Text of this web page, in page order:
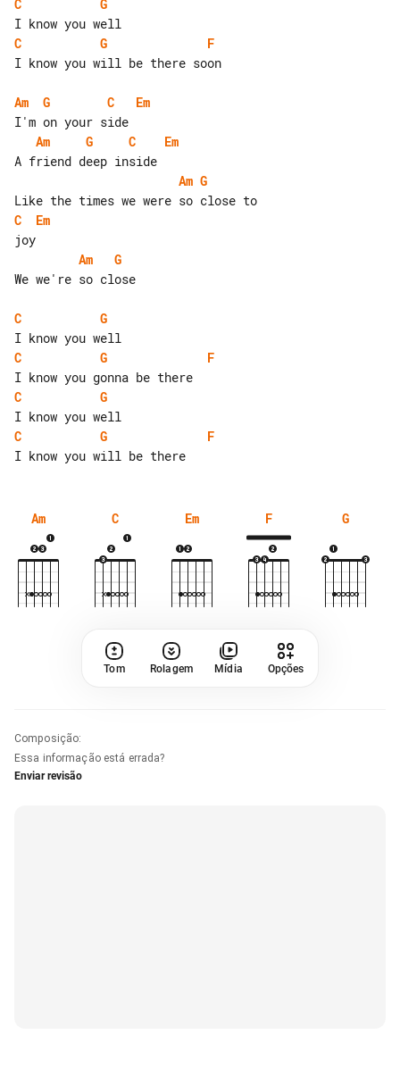
C
G
C
G
F
I know you will be there soon
Am G C
Em
Am
G C
Em
Am G
C
Em
Am
G
We we're so close
C
G
C
G
F
C
G
C
G
F
Am C Em F G
Tom Rolagem Mídia Opções
Composição:
Essa informação está errada?
Enviar revisão